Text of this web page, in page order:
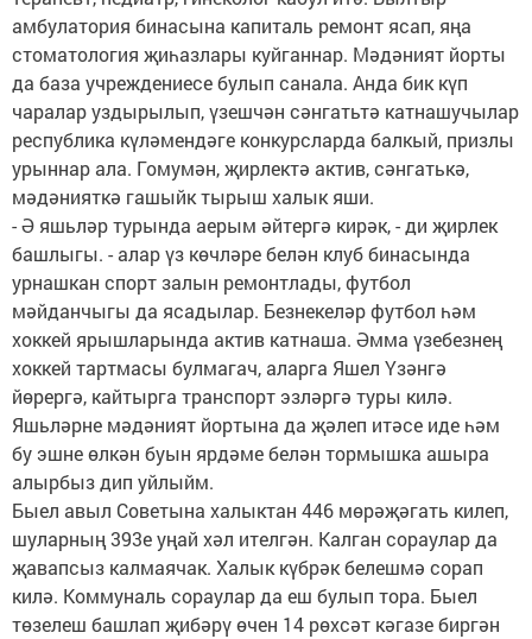
амбулатория бинасына капиталь ремонт ясап, яңа
стоматология җиһазлары куйганнар. Мәдәният йорты
да база учреждениесе булып санала. Анда бик күп
чаралар уздырылып, үзешчән сәнгатьтә катнашучылар
республика күләмендәге конкурсларда балкый, призлы
урыннар ала. Гомумән, җирлектә актив, сәнгатькә,
мәдәнияткә гашыйк тырыш халык яши.
- Ә яшьләр турында аерым әйтергә кирәк, - ди җирлек
башлыгы. - алар үз көчләре белән клуб бинасында
урнашкан спорт залын ремонтлады, футбол
мәйданчыгы да ясадылар. Безнекеләр футбол һәм
хоккей ярышларында актив катнаша. Әмма үзебезнең
хоккей тартмасы булмагач, аларга Яшел Үзәнгә
йөрергә, кайтырга транспорт эзләргә туры килә.
Яшьләрне мәдәният йортына да җәлеп итәсе иде һәм
бу эшне өлкән буын ярдәме белән тормышка ашыра
алырбыз дип уйлыйм.
Быел авыл Советына халыктан 446 мөрәҗәгать килеп,
шуларның 393е уңай хәл ителгән. Калган сораулар да
җавапсыз калмаячак. Халык күбрәк белешмә сорап
килә. Коммуналь сораулар да еш булып тора. Быел
төзелеш башлап җибәрү өчен 14 рөхсәт кәгазе биргән